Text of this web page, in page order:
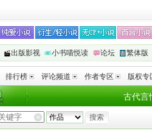
出版影视 小书喵悦读 论坛 繁体版
排行榜 评论频道 作者专区 版权专
古代言